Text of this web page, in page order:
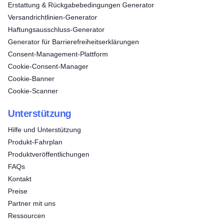
Erstattung & Rückgabebedingungen Generator
Versandrichtlinien-Generator
Haftungsausschluss-Generator
Generator für Barrierefreiheitserklärungen
Consent‑Management‑Plattform
Cookie-Consent-Manager
Cookie-Banner
Cookie-Scanner
Unterstützung
Hilfe und Unterstützung
Produkt-Fahrplan
Produktveröffentlichungen
FAQs
Kontakt
Preise
Partner mit uns
Ressourcen